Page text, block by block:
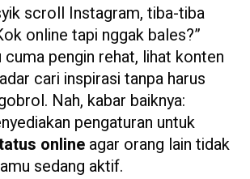
scroll Instagram, tiba-tiba
online tapi nggak bales?”
cuma pengin rehat, lihat konten
cari inspirasi tanpa harus
Nah, kabar baiknya:
pengaturan untuk
online agar orang lain tidak
sedang aktif.